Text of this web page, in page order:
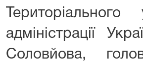
адміністрації
Соловйова,